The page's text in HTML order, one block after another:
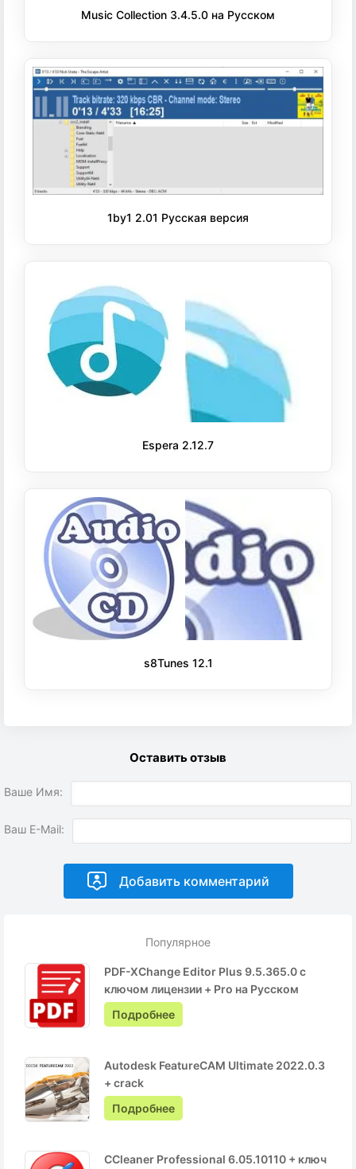
Популярное
PDF-XChange Editor Plus 9.5.365.0 с
ключом лицензии + Pro на Русском
Подробнее
Autodesk FeatureCAM Ultimate 2022.0.3
+ crack
Подробнее
CCleaner Professional 6.05.10110 + ключ
Music Collection 3.4.5.0 на Русском
1by1 2.01 Русская версия
Espera 2.12.7
s8Tunes 12.1
Оставить отзыв
Ваше Имя:
Ваш E-Mail: